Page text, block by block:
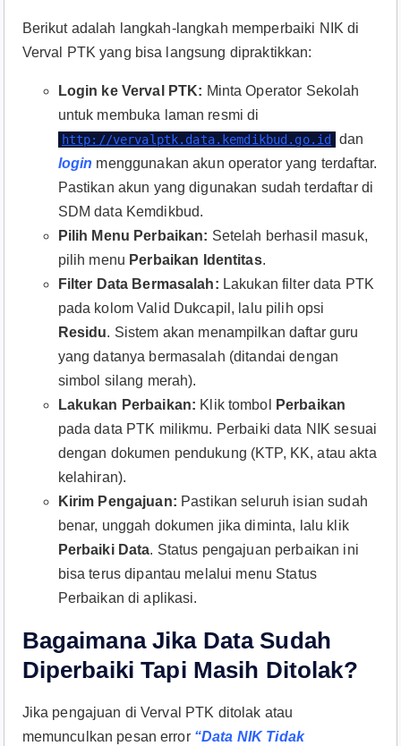
Berikut adalah langkah-langkah memperbaiki NIK di
Verval PTK yang bisa langsung dipraktikkan:
Login ke Verval PTK: Minta Operator Sekolah
untuk membuka laman resmi di
http://vervalptk.data.kemdikbud.go.id
dan
login menggunakan akun operator yang terdaftar.
Pastikan akun yang digunakan sudah terdaftar di
SDM data Kemdikbud.
Pilih Menu Perbaikan: Setelah berhasil masuk,
pilih menu Perbaikan Identitas.
Filter Data Bermasalah: Lakukan filter data PTK
pada kolom Valid Dukcapil, lalu pilih opsi
Residu. Sistem akan menampilkan daftar guru
yang datanya bermasalah (ditandai dengan
simbol silang merah).
Lakukan Perbaikan: Klik tombol
Perbaikan
pada data PTK milikmu. Perbaiki data NIK sesuai
dengan dokumen pendukung (KTP, KK, atau akta
kelahiran).
Kirim Pengajuan: Pastikan seluruh isian sudah
benar, unggah dokumen jika diminta, lalu klik
Perbaiki Data. Status pengajuan perbaikan ini
bisa terus dipantau melalui menu Status
Perbaikan di aplikasi.
Bagaimana Jika Data Sudah
Diperbaiki Tapi Masih Ditolak?
Jika pengajuan di Verval PTK ditolak atau
memunculkan pesan error “Data NIK Tidak